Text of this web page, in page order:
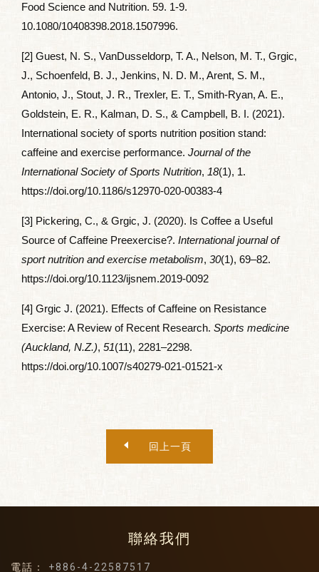
Food Science and Nutrition. 59. 1-9.
10.1080/10408398.2018.1507996.
[2] Guest, N. S., VanDusseldorp, T. A., Nelson, M. T., Grgic,
J., Schoenfeld, B. J., Jenkins, N. D. M., Arent, S. M.,
Antonio, J., Stout, J. R., Trexler, E. T., Smith-Ryan, A. E.,
Goldstein, E. R., Kalman, D. S., & Campbell, B. I. (2021).
International society of sports nutrition position stand:
caffeine and exercise performance. Journal of the
International Society of Sports Nutrition, 18(1), 1.
https://doi.org/10.1186/s12970-020-00383-4
[3] Pickering, C., & Grgic, J. (2020). Is Coffee a Useful
Source of Caffeine Preexercise?. International journal of
sport nutrition and exercise metabolism, 30(1), 69–82.
https://doi.org/10.1123/ijsnem.2019-0092
[4] Grgic J. (2021). Effects of Caffeine on Resistance
Exercise: A Review of Recent Research. Sports medicine
(Auckland, N.Z.), 51(11), 2281–2298.
https://doi.org/10.1007/s40279-021-01521-x
回上一頁
聯絡我們
電話： +886-4-22587517